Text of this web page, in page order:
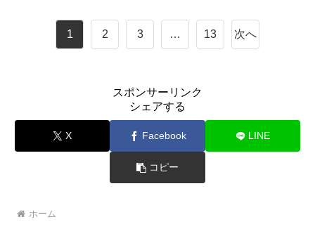
1 2 3 … 13 次へ
スポンサーリンク
シェアする
X Facebook LINE
コピー
ホーム